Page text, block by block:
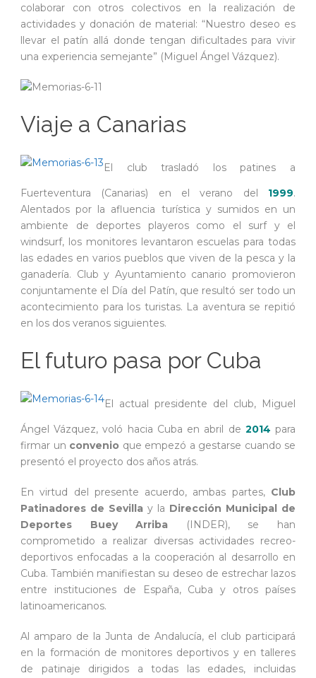
colaborar con otros colectivos en la realización de
actividades y donación de material: “Nuestro deseo es
llevar el patín allá donde tengan dificultades para vivir
una experiencia semejante” (Miguel Ángel Vázquez).
Viaje a Canarias
El club trasladó los patines a
Fuerteventura (Canarias) en el verano del 1999.
Alentados por la afluencia turística y sumidos en un
ambiente de deportes playeros como el surf y el
windsurf, los monitores levantaron escuelas para todas
las edades en varios pueblos que viven de la pesca y la
ganadería. Club y Ayuntamiento canario promovieron
conjuntamente el Día del Patín, que resultó ser todo un
acontecimiento para los turistas. La aventura se repitió
en los dos veranos siguientes.
El futuro pasa por Cuba
El actual presidente del club, Miguel
Ángel Vázquez, voló hacia Cuba en abril de 2014 para
firmar un convenio que empezó a gestarse cuando se
presentó el proyecto dos años atrás.
En virtud del presente acuerdo, ambas partes, Club
Patinadores de Sevilla y la Dirección Municipal de
Deportes Buey Arriba (INDER), se han
comprometido a realizar diversas actividades recreo-
deportivos enfocadas a la cooperación al desarrollo en
Cuba. También manifiestan su deseo de estrechar lazos
entre instituciones de España, Cuba y otros países
latinoamericanos.
Al amparo de la Junta de Andalucía, el club participará
en la formación de monitores deportivos y en talleres
de patinaje dirigidos a todas las edades, incluidas